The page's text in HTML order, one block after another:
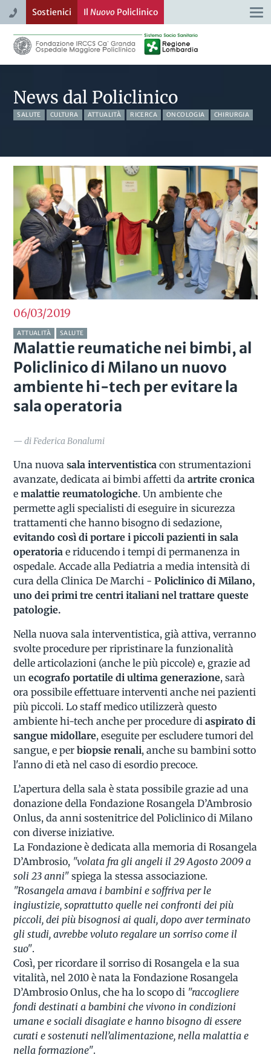
Sostienici Il NuovoPoliclinico
News dal Policlinico
SALUTE CULTURA ATTUALITÀ RICERCA ONCOLOGIA CHIRURGIA
06/032019
ATTUALITÀ SALUTE
Malattie reumatiche nei bimbi, al
Policlinico di Milano un nuovo
ambiente hi-tech per evitare la
sala operatoria
— di Federica Bonalumi
Una nuovasala interventistica con strumentazioni
avanzate, dedicata ai bimbi affetti daartrite cronica
emalattie reumatologiche. Un ambiente che
permette agli specialisti di eseguire in sicurezza
trattamenti che hanno bisogno di sedazione,
evitando così di portare i piccoli pazienti in sala
operatoria e riducendo i tempi di permanenza in
ospedale. Accade alla Pediatria a media intensità di
cura della Clinica De Marchi -Policlinico di Milano,
uno dei primi tre centri italiani nel trattare queste
patologie.
Nella nuova sala interventistica, già attiva, verranno
svolte procedure per ripristinare la funzionalità
delle articolazioni (anche le più piccole) e, grazie ad
unecografo portatile di ultima generazione, sarà
ora possibile effettuare interventi anche nei pazienti
più piccoli. Lo staff medico utilizzerà questo
ambiente hi-tech anche per procedure diaspirato di
sangue midollare, eseguite per escludere tumori del
sangue, e perbiopsie renali, anche su bambini sotto
l'anno di età nel caso di esordio precoce.
L’apertura della sala è stata possibile grazie ad una
donazione della Fondazione Rosangela D’Ambrosio
Onlus, da anni sostenitrice del Policlinico di Milano
con diverse iniziative.
La Fondazione è dedicata alla memoria di Rosangela
D’Ambrosio, "volata fra gli angeli il 29 Agosto 2009 a
soli 23 anni"spiega la stessa associazione.
"Rosangela amava i bambini e soffriva per le
ingiustizie, soprattutto quelle nei confronti dei più
piccoli, dei più bisognosi ai quali, dopo aver terminato
gli studi, avrebbe voluto regalare un sorriso come il
suo".
Così, per ricordare il sorriso di Rosangela e la sua
vitalità, nel 2010 è nata la Fondazione Rosangela
D’Ambrosio Onlus, che ha lo scopo di "raccogliere
fondi destinati a bambini che vivono in condizioni
umane e sociali disagiate e hanno bisogno di essere
curati e sostenuti nell’alimentazione, nella malattia e
nella formazione".